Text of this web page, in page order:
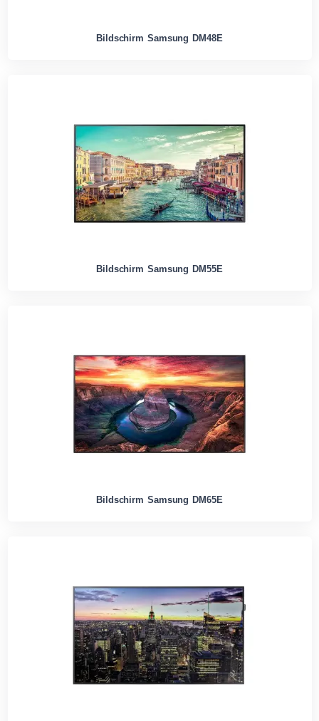
Bildschirm Samsung DM48E
Bildschirm Samsung DM55E
Bildschirm Samsung DM65E